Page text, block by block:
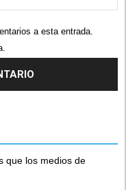
a esta entrada.
que los medios de